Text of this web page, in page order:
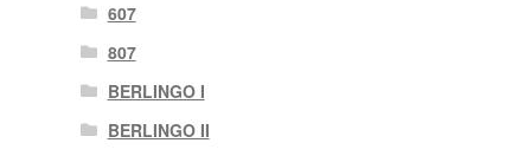
607
807
BERLINGO I
BERLINGO II